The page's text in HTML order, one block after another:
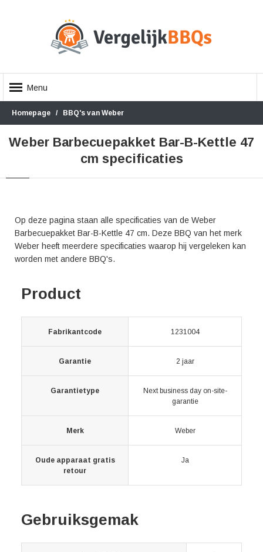
Menu
Homepage BBQ's van Weber
Weber Barbecuepakket Bar-B-Kettle 47
cm specificaties
Op deze pagina staan alle specificaties van de Weber
Barbecuepakket Bar-B-Kettle 47 cm. Deze BBQ van het merk
Weber heeft meerdere specificaties waarop hij vergeleken kan
worden met andere BBQ's.
Product
Fabrikantcode 1231004
Garantie 2 jaar
Garantietype
Next business day on-site-
garantie
Merk Weber
Oude apparaat gratis
retour
Ja
Gebruiksgemak